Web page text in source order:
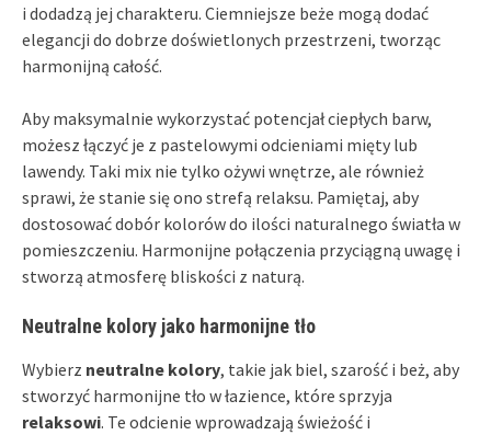
i dodadzą jej charakteru. Ciemniejsze beże mogą dodać
elegancji do dobrze doświetlonych przestrzeni, tworząc
harmonijną całość.
Aby maksymalnie wykorzystać potencjał ciepłych barw,
możesz łączyć je z pastelowymi odcieniami mięty lub
lawendy. Taki mix nie tylko ożywi wnętrze, ale również
sprawi, że stanie się ono strefą relaksu. Pamiętaj, aby
dostosować dobór kolorów do ilości naturalnego światła w
pomieszczeniu. Harmonijne połączenia przyciągną uwagę i
stworzą atmosferę bliskości z naturą.
Neutralne kolory jako harmonijne tło
Wybierz neutralne kolory, takie jak biel, szarość i beż, aby
stworzyć harmonijne tło w łazience, które sprzyja
relaksowi. Te odcienie wprowadzają świeżość i